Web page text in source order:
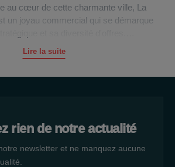
au cœur de cette charmante ville, La
un joyau commercial qui se démarque
Galerie Albertville est l'un de ses atouts
offrant une capacité de
1300 véhicules. Pour les amateurs
vélos couverts sont disponibles pour
des entrées.
Lire la suite
rien de notre actualité
newsletter et ne manquez aucune